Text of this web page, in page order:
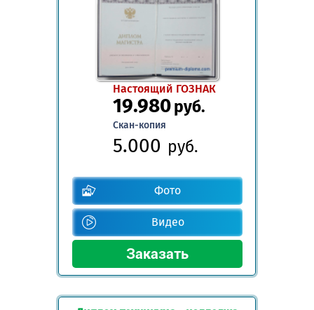
Настоящий ГОЗНАК
19.980руб.
Скан-копия
5.000 руб.
Фото
Видео